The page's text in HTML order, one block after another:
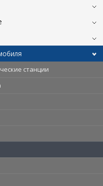
станции